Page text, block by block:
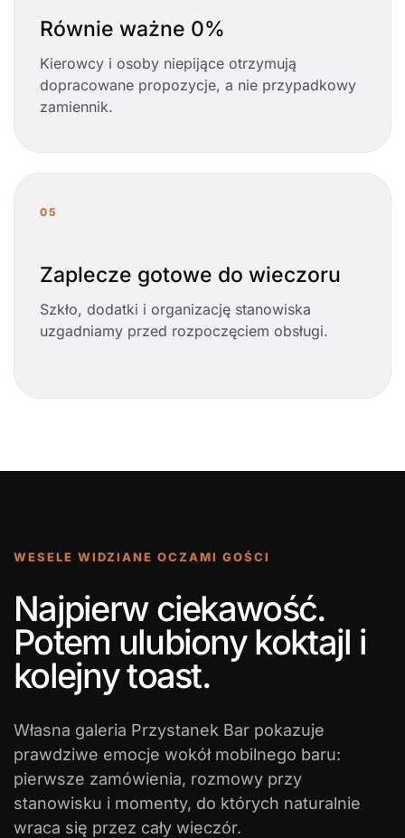
Równie ważne 0%
Kierowcy i osoby niepijące otrzymują
dopracowane propozycje, a nie przypadkowy
zamiennik.
05
Zaplecze gotowe do wieczoru
Szkło, dodatki i organizację stanowiska
uzgadniamy przed rozpoczęciem obsługi.
WESELE WIDZIANE OCZAMI GOŚCI
Najpierw ciekawość.
Potem ulubiony koktajl i
kolejny toast.
Własna galeria Przystanek Bar pokazuje
prawdziwe emocje wokół mobilnego baru:
pierwsze zamówienia, rozmowy przy
stanowisku i momenty, do których naturalnie
wraca się przez cały wieczór.